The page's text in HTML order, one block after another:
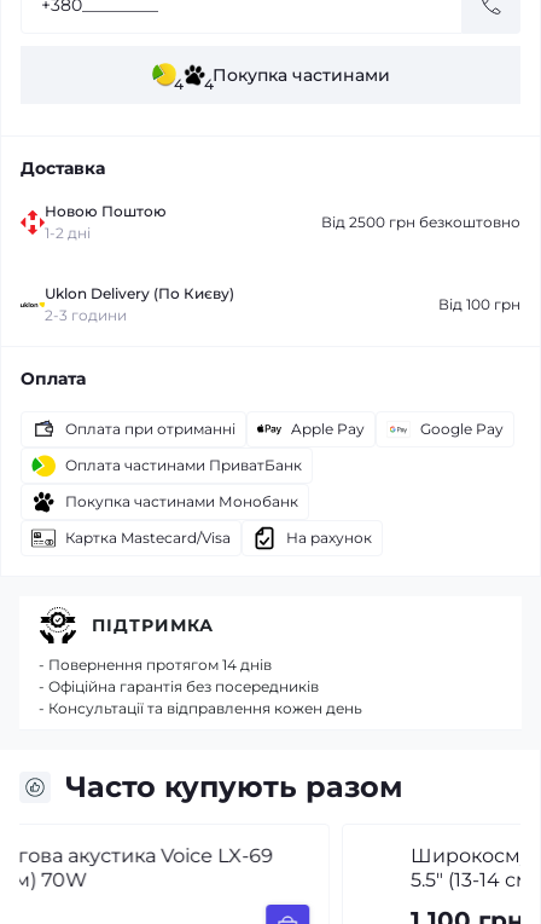
4 4Покупка частинами
Доставка
Новою Поштою
1-2 дні
Від 2500 грн безкоштовно
Uklon Delivery (По Києву)
2-3 години
Від 100 грн
Оплата
Оплата при отриманні Apple Pay
Google Pay
Оплата частинами ПриватБанк
Покупка частинами Монобанк
Картка Mastecard/Visa
На рахунок
Часто купують разом
Широкосмугова акустика Voice LX-130 5-
ПІДТРИМКА
- Повернення протягом 14 днів
- Офіційна гарантія без посередників
- Консультації та відправлення кожен день